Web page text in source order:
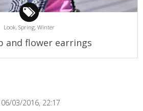
Look, Spring, Winter
and flower earrings
06/03/2016, 22:17